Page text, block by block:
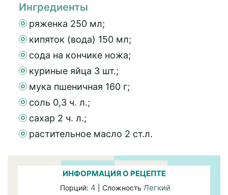
Ингредиенты
ряженка 250 мл;
кипяток (вода) 150 мл;
сода на кончике ножа;
куриные яйца 3 шт.;
мука пшеничная 160 г;
соль 0,3 ч. л.;
сахар 2 ч. л.;
растительное масло 2 ст.л.
ИНФОРМАЦИЯ О РЕЦЕПТЕ
Порций: 4 | Сложность Легкий